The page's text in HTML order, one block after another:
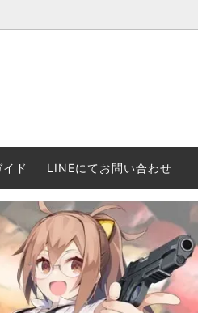
、ボードゲーム、シタデルカラー
で何でも揃います！ 和歌山に実店
マー アンダーワールド
マー・クエスト
ォーハンマー関連グッツ(書籍
2特集
パトロール/スピアヘッド
永久呪文(エンドレススペル)
しての注意事項
ド LINEにてお問い合わせ